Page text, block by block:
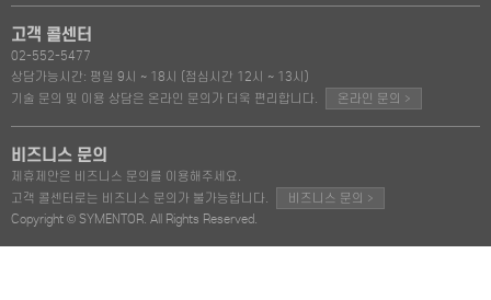
고객 콜센터
02-552-5477
상담가능시간: 평일 9시 ~ 18시 (점심시간 12시 ~ 13시)
기술 문의 및 이용 상담은 온라인 문의가 더욱 편리합니다.
온라인 문의 >
비즈니스 문의
제휴제안은 비즈니스 문의를 이용해주세요.
고객 콜센터로는 비즈니스 문의가 불가능합니다.
비즈니스 문의 >
Copyright © SYMENTOR. All Rights Reserved.